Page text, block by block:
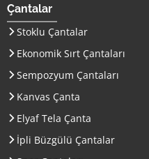
Çantalar
Stoklu Çantalar
Ekonomik Sırt Çantaları
Sempozyum Çantaları
Kanvas Çanta
Elyaf Tela Çanta
İpli Büzgülü Çantalar